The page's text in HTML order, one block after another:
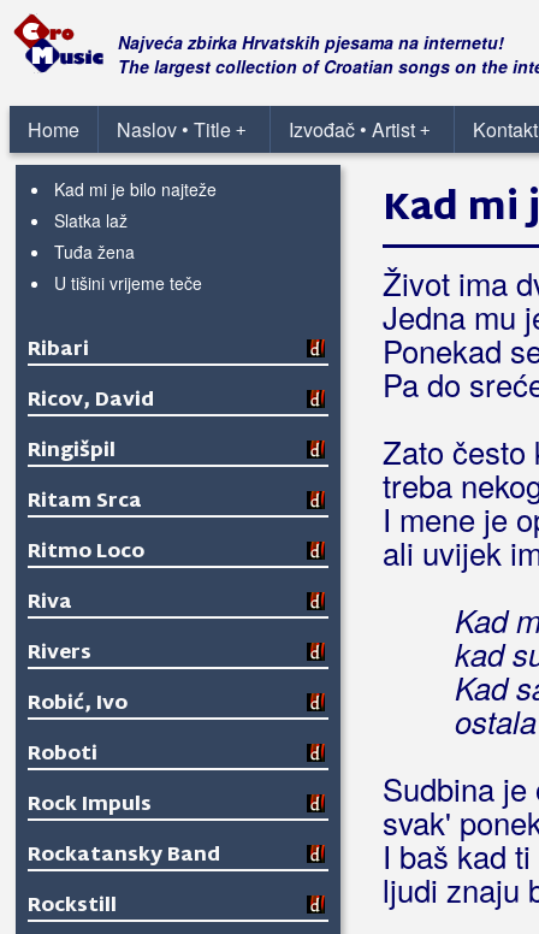
Najveća zbirka Hrvatskih pjesama na internetu!
The largest collection of Croatian songs on the
Home +
Naslov • Title +
Izvođač • Artist
Renato
Rešetarske Lole
Režić, Dragan Đuka
Iz inata
Kad mi je bilo najteže
Slatka laž
Tuđa žena
U tišini vrijeme teče
Ribari
Ricov, David
Ringišpil
Ritam Srca
Ritmo Loco
Riva
Rivers
Robić, Ivo
Roboti
Rock Impuls
Rockatansky Band
Rockstill
Kad mi
Život ima
Jedna mu
Ponekad
Pa do
Zato često
treba
I mene je
ali uvijek
Kad
kad
Kad
Sudbina je
svak'
I baš kad
ljudi znaju